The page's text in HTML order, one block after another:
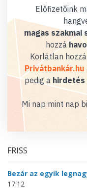
Előfizetőink
magas szakmai
hozzá
Korlátlan
Privátbankár.hu
pedig a hirdetés
Mi nap mint nap
FRISS
Bezár az egyik
17:12